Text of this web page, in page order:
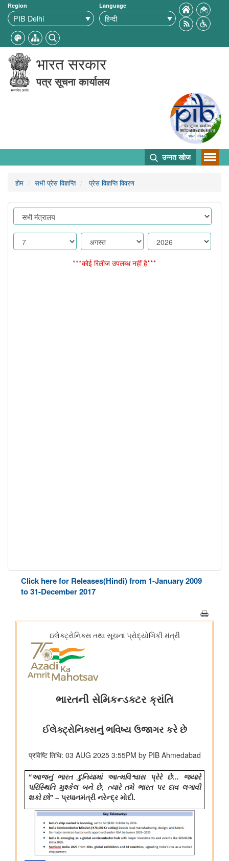
Region Language
भारत सरकार
पत्र सूचना कार्यालय
उन्नत खोज
होम सभी प्रेस विज्ञप्ति प्रेस विज्ञप्ति विवरण
***कोई रिलीज उपलब्ध नहीं है***
Click here for Releases(Hindi) from 1-January 2009
to 31-December 2017